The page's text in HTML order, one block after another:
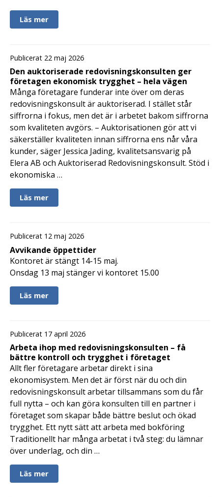
Läs mer
Publicerat 22 maj 2026
Den auktoriserade redovisningskonsulten ger
företagen ekonomisk trygghet – hela vägen
Många företagare funderar inte över om deras
redovisningskonsult är auktoriserad. I stället står
siffrorna i fokus, men det är i arbetet bakom siffrorna
som kvaliteten avgörs. – Auktorisationen gör att vi
säkerställer kvaliteten innan siffrorna ens når våra
kunder, säger Jessica Jading, kvalitetsansvarig på
Elera AB och Auktoriserad Redovisningskonsult. Stöd i
ekonomiska …
Läs mer
Publicerat 12 maj 2026
Avvikande öppettider
Kontoret är stängt 14-15 maj.
Onsdag 13 maj stänger vi kontoret 15.00
Läs mer
Publicerat 17 april 2026
Arbeta ihop med redovisningskonsulten – få
bättre kontroll och trygghet i företaget
Allt fler företagare arbetar direkt i sina
ekonomisystem. Men det är först när du och din
redovisningskonsult arbetar tillsammans som du får
full nytta – och kan göra konsulten till en partner i
företaget som skapar både bättre beslut och ökad
trygghet. Ett nytt sätt att arbeta med bokföring
Traditionellt har många arbetat i två steg: du lämnar
över underlag, och din …
Läs mer